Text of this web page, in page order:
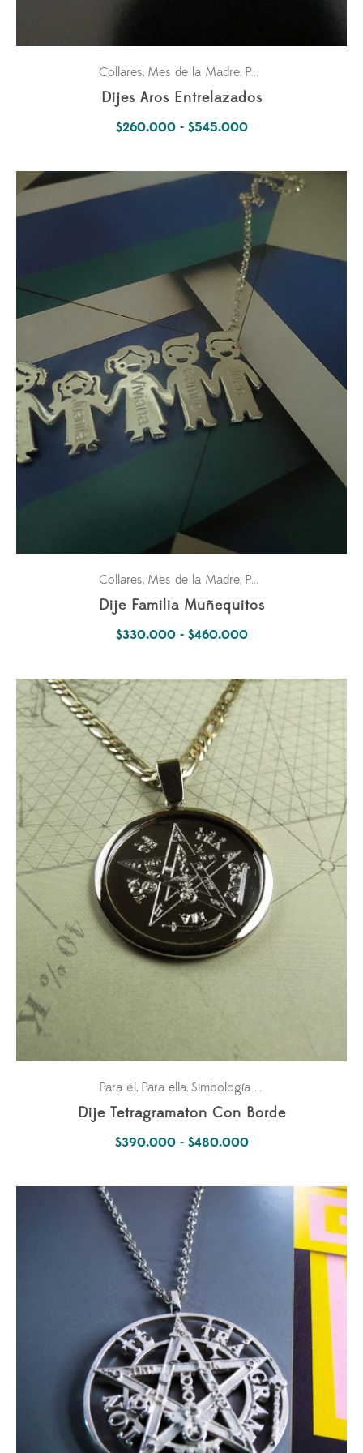
Collares, Mes de la Madre, Para ella
Dijes Aros Entrelazados
$260.000 - $545.000Rango
precios:
desde
$260.000
hasta
$545.000
Collares, Mes de la Madre, Para ella
Dije Familia Muñequitos
$330.000 - $460.000Rango
precios:
desde
$330.000
hasta
$460.000
Para él, Para ella, Simbología Del Alma
Dije Tetragramaton Con Borde
$390.000 - $480.000Rango
precios:
$390.000